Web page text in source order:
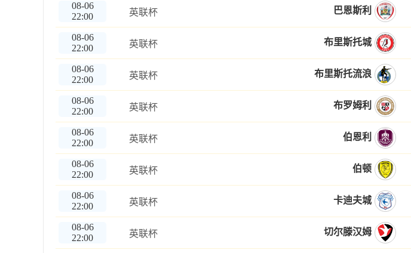
08-06
22:00
英联杯 巴恩斯利
08-06
22:00
英联杯 布里斯托城
08-06
22:00
英联杯 布里斯托流浪
08-06
22:00
英联杯 布罗姆利
08-06
22:00
英联杯 伯恩利
08-06
22:00
英联杯 伯顿
08-06
22:00
英联杯 卡迪夫城
08-06
22:00
英联杯 切尔滕汉姆